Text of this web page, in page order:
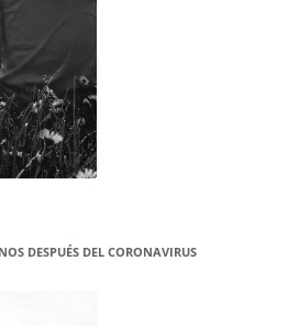
DESPUÉS DEL CORONAVIRUS